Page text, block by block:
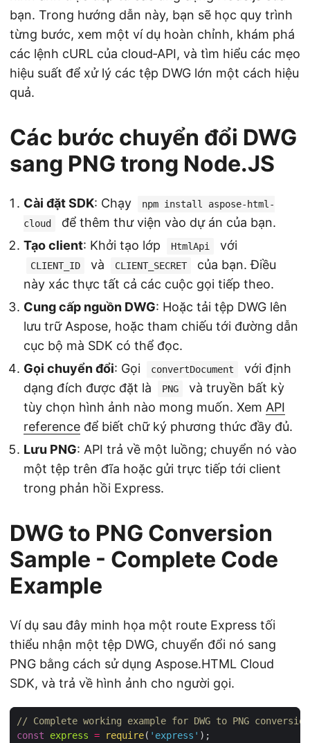
bạn. Trong hướng dẫn này, bạn sẽ học quy trình
từng bước, xem một ví dụ hoàn chỉnh, khám phá
các lệnh cURL của cloud‑API, và tìm hiểu các mẹo
hiệu suất để xử lý các tệp DWG lớn một cách hiệu
quả.
Các bước chuyển đổi DWG
sang PNG trong Node.JS
Cài đặt SDK: Chạy
npm install aspose-html-
cloud
để thêm thư viện vào dự án của bạn.
Tạo client: Khởi tạo lớp HtmlApi với
CLIENT_ID và CLIENT_SECRET
của bạn. Điều
này xác thực tất cả các cuộc gọi tiếp theo.
Cung cấp nguồn DWG: Hoặc tải tệp DWG lên
lưu trữ Aspose, hoặc tham chiếu tới đường dẫn
cục bộ mà SDK có thể đọc.
Gọi chuyển đổi: Gọi convertDocument
với định
dạng đích được đặt là
PNG
và truyền bất kỳ
tùy chọn hình ảnh nào mong muốn. Xem API
reference để biết chữ ký phương thức đầy đủ.
Lưu PNG: API trả về một luồng; chuyển nó vào
một tệp trên đĩa hoặc gửi trực tiếp tới client
trong phản hồi Express.
DWG to PNG Conversion
Sample - Complete Code
Example
Ví dụ sau đây minh họa một route Express tối
thiểu nhận một tệp DWG, chuyển đổi nó sang
PNG bằng cách sử dụng Aspose.HTML Cloud
SDK, và trả về hình ảnh cho người gọi.
// Complete working example for DWG to PNG conversion
const
express = require( 'express'